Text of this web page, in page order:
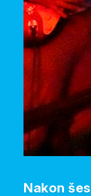
Nakon